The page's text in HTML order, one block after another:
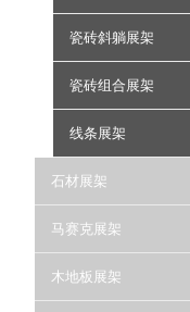
瓷砖斜躺展架
瓷砖组合展架
线条展架
石材展架
马赛克展架
木地板展架